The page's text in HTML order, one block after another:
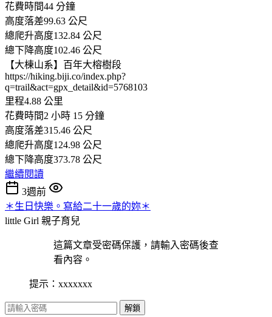
花費時間44 分鐘
高度落差99.63 公尺
總爬升高度132.84 公尺
總下降高度102.46 公尺
【大棟山系】百年大榕樹段
https://hiking.biji.co/index.php?
q=trail&act=gpx_detail&id=5768103
里程4.88 公里
花費時間2 小時 15 分鐘
高度落差315.46 公尺
總爬升高度124.98 公尺
總下降高度373.78 公尺
繼續閱讀
3週前
＊生日快樂。寫給二十一歲的妳＊
little Girl 親子育兒
這篇文章受密碼保護，請輸入密碼後查
看內容。
提示：xxxxxxx
解鎖